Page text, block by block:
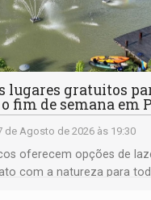
lugares gratuitos
fim de semana em
de Agosto de 2026 às 19:30
oferecem opções de
com a natureza para